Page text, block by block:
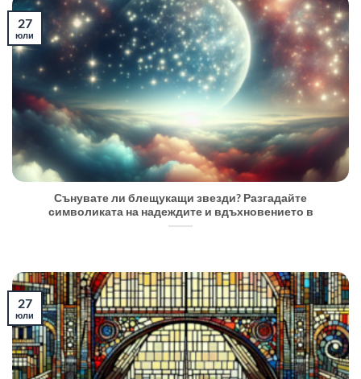
Сънувате ли блещукащи звезди? Разгадайте
символиката на надеждите и вдъхновението в
27
юли
27
юли